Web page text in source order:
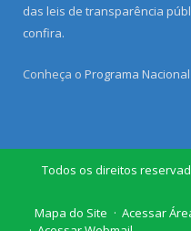
das leis de transparência
confira.
Conheça o Programa
Todos os direitos
Mapa do Site
Acessar